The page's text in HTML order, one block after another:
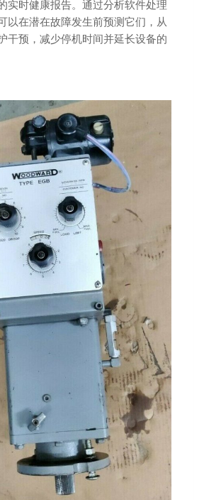
实时健康报告。通过分析软件处理
以在潜在故障发生前预测它们，从
干预，减少停机时间并延长设备的